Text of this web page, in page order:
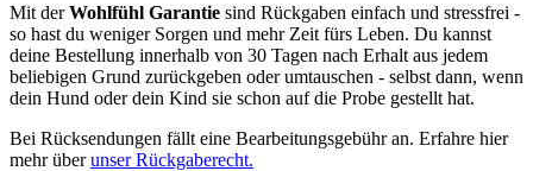
Mit derWohlfühl Garantie sind Rückgaben einfach und stressfrei -
so hast du weniger Sorgen und mehr Zeit fürs Leben. Du kannst
deine Bestellung innerhalb von 30 Tagen nach Erhalt aus jedem
beliebigen Grund zurückgeben oder umtauschen - selbst dann, wenn
dein Hund oder dein Kind sie schon auf die Probe gestellt hat.
Bei Rücksendungen fällt eine Bearbeitungsgebühr an. Erfahre hier
mehr überunser Rückgaberecht.